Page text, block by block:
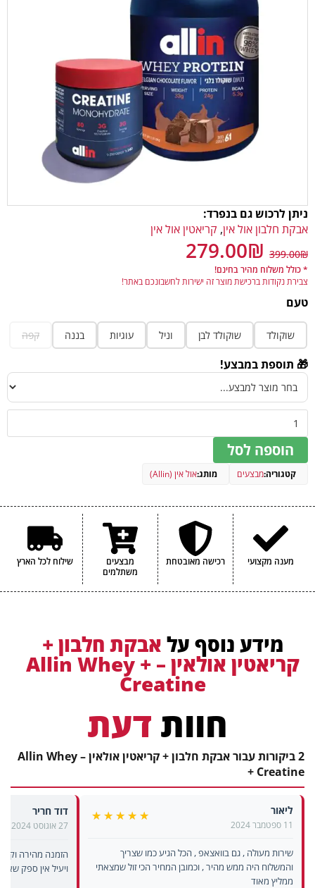
ניתן לרכוש גם בנפרד:
אבקת חלבון אול אין, קריאטין אול אין
399.00₪
279.00₪
* כולל משלוח מהיר בחינם!
צבירת נקודות ברכישת מוצר זה ישירות לחשבונכם באתר!
טעם
שוקולד שוקולד לבן וניל עוגיות בננה קפה
🎁 תוספת במבצע!
הוספה לסל
קטגוריה:מבצעים מותג:אול אין (Allin)
מענה מקצועי רכישה מאובטחת
מבצעים
משתלמים
שילוח לכל הארץ
מידע נוסף על אבקת חלבון +
קריאטין אולאין – Allin Whey +
Creatine
חוות דעת
2 ביקורות עבור אבקת חלבון + קריאטין אולאין – Allin Whey
+ Creatine
ליאור
11 ספטמבר 2024
שירות מעולה , גם בוואצאפ , הכל הגיע כמו שצריך
והמשלוח היה ממש מהיר , וכמובן המחיר הכי זול שמצאתי
ממליץ מאוד
דוד חריר
27 אוגוסט 2024
הזמנה מהירה
ויעיל אין ספק